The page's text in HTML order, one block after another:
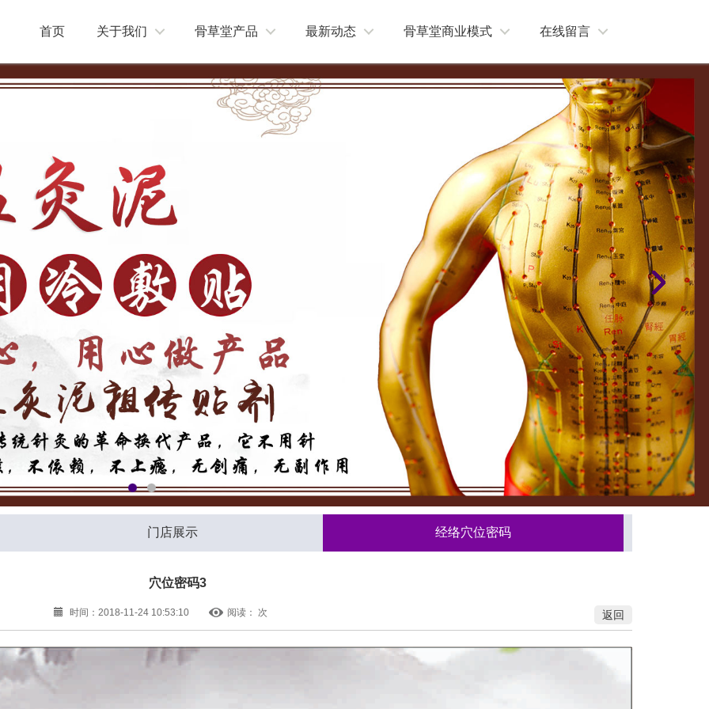
首页 关于我们 骨草堂产品 最新动态 骨草堂商业模式 在线留言
1 2
门店展示 经络穴位密码
穴位密码3
时间：2018-11-24 10:53:10 阅读： 次 返回